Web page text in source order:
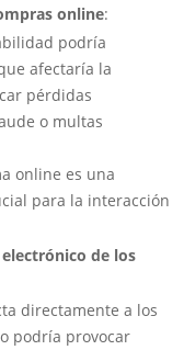
online:
podría
afectaría la
pérdidas
o multas
online es una
para la interacción
de los
directamente a los
podría provocar